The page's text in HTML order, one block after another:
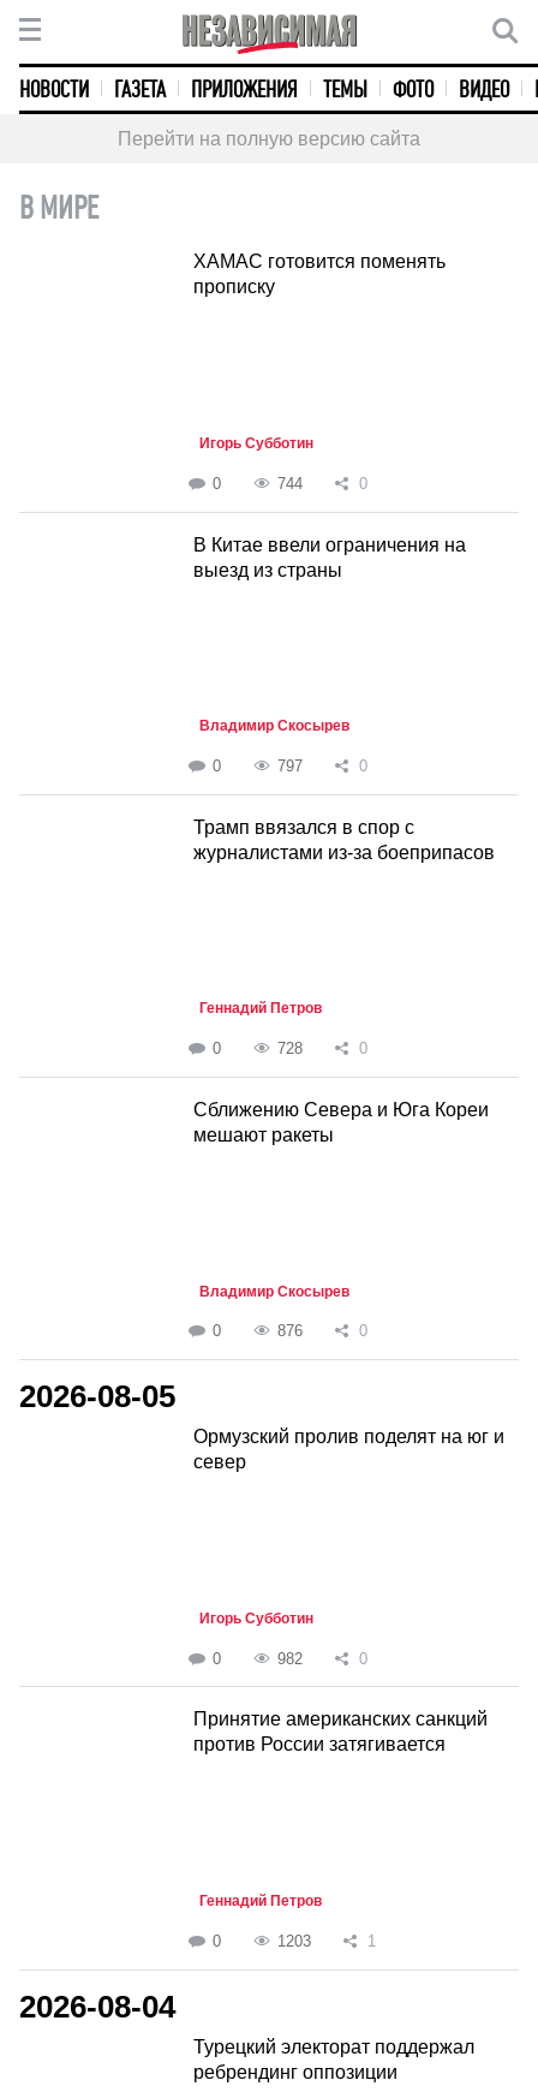
НОВОСТИ ГАЗЕТА ПРИЛОЖЕНИЯ ТЕМЫ ФОТО ВИДЕО
Перейти на полную версию сайта
В МИРЕ
ХАМАС готовится поменять
прописку
Игорь Субботин
0 744 0
В Китае ввели ограничения на
выезд из страны
Владимир Скосырев
0 797 0
Трамп ввязался в спор с
журналистами из-за боеприпасов
Геннадий Петров
0 728 0
Сближению Севера и Юга Кореи
мешают ракеты
Владимир Скосырев
0 876 0
2026-08-05
Ормузский пролив поделят на юг и
север
Игорь Субботин
0 982 0
Принятие американских санкций
против России затягивается
Геннадий Петров
0 1203 1
2026-08-04
Турецкий электорат поддержал
ребрендинг оппозиции